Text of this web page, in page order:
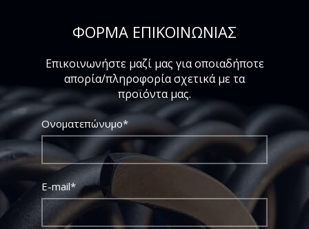
ΦΟΡΜΑ ΕΠΙΚΟΙΝΩΝΙΑΣ
Επικοινωνήστε μαζί μας για οποιαδήποτε
απορία/πληροφορία σχετικά με τα
προϊόντα μας.
Ονοματεπώνυμο*
E-mail*